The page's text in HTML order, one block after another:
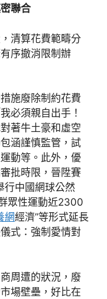
聯合
清算花費範疇分
序撤消限制辦
施廢除制約花費
必須親自出手！
著牛土豪和虛空
涵謹慎監管，試
動等。此外，優
批時限，晉陞賽
行中國網球公然
眾性運動近2300
網經濟”等形式延長
式：強制愛情對
周遭的狀況，廢
場壁壘，好比在